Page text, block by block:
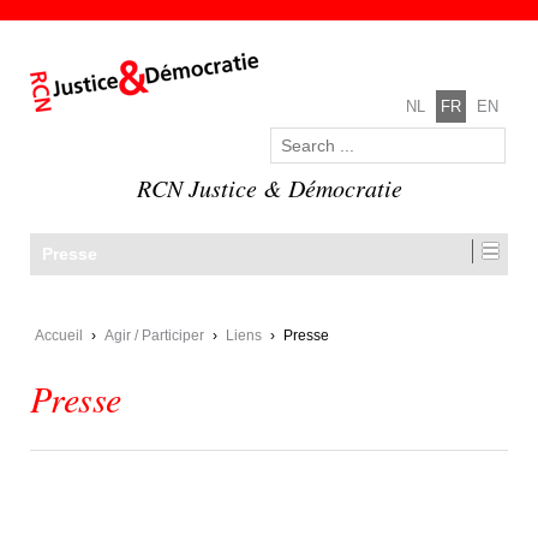
NL FR EN
RCN Justice & Démocratie
Presse
Accueil › Agir / Participer › Liens › Presse
Presse